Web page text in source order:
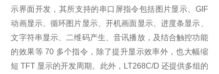
示界面开发，其所支持的串口屏指令包括图片显示、GIF
动画显示、循环图片显示、开机画面显示、进度条显示、
文字符串显示、二维码产生、音讯播放，及结合触控功能
的效果等 70 多个指令，除了提升显示效率外，也大幅缩
短 TFT 显示的开发周期。此外，LT268C/D 还提供多组的